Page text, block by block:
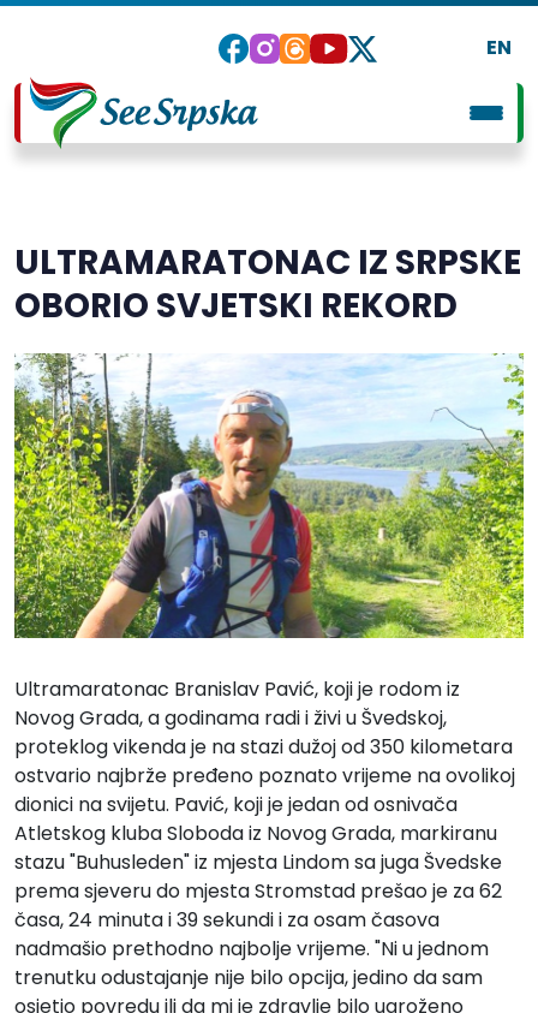
EN
ULTRAMARATONAC IZ SRPSKE
OBORIO SVJETSKI REKORD
Ultramaratonac Branislav Pavić, koji je rodom iz
Novog Grada, a godinama radi i živi u Švedskoj,
proteklog vikenda je na stazi dužoj od 350 kilometara
ostvario najbrže pređeno poznato vrijeme na ovolikoj
dionici na svijetu. Pavić, koji je jedan od osnivača
Atletskog kluba Sloboda iz Novog Grada, markiranu
stazu "Buhusleden" iz mjesta Lindom sa juga Švedske
prema sjeveru do mjesta Stromstad prešao je za 62
časa, 24 minuta i 39 sekundi i za osam časova
nadmašio prethodno najbolje vrijeme. "Ni u jednom
trenutku odustajanje nije bilo opcija, jedino da sam
osjetio povredu ili da mi je zdravlje bilo ugroženo